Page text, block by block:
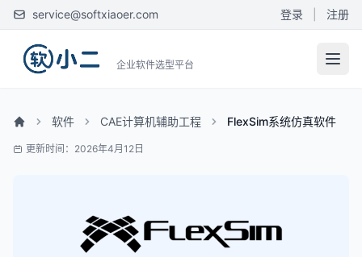
service@softxiaoer.com 登录 注册
企业软件选型平台
软件 CAE计算机辅助工程 FlexSim系统仿真软件
更新时间：2026年4月12日